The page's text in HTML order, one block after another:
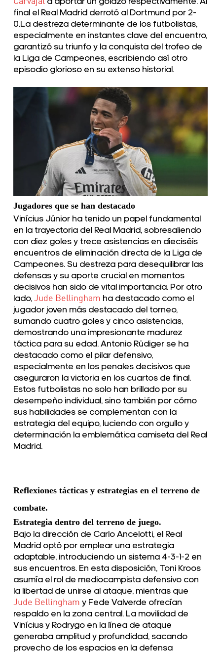
final el Real Madrid derrotó al Dortmund por 2-
0.La destreza determinante de los futbolistas,
especialmente en instantes clave del encuentro,
garantizó su triunfo y la conquista del trofeo de
la Liga de Campeones, escribiendo así otro
episodio glorioso en su extenso historial.
Jugadores que se han destacado
Vinícius Júnior ha tenido un papel fundamental
en la trayectoria del Real Madrid, sobresaliendo
con diez goles y trece asistencias en dieciséis
encuentros de eliminación directa de la Liga de
Campeones. Su destreza para desequilibrar las
defensas y su aporte crucial en momentos
decisivos han sido de vital importancia. Por otro
lado,Jude Bellingham ha destacado como el
jugador joven más destacado del torneo,
sumando cuatro goles y cinco asistencias,
demostrando una impresionante madurez
táctica para su edad. Antonio Rüdiger se ha
destacado como el pilar defensivo,
especialmente en los penales decisivos que
aseguraron la victoria en los cuartos de final.
Estos futbolistas no solo han brillado por su
desempeño individual, sino también por cómo
sus habilidades se complementan con la
estrategia del equipo, luciendo con orgullo y
determinación la emblemática camiseta del Real
Madrid.
Reflexiones tácticas y estrategias en el terreno de
combate.
Estrategia dentro del terreno de juego.
Bajo la dirección de Carlo Ancelotti, el Real
Madrid optó por emplear una estrategia
adaptable, introduciendo un sistema 4-3-1-2 en
sus encuentros. En esta disposición, Toni Kroos
asumía el rol de mediocampista defensivo con
la libertad de unirse al ataque, mientras que
Jude Bellingham y Fede Valverde ofrecían
respaldo en la zona central. La movilidad de
Vinícius y Rodrygo en la línea de ataque
generaba amplitud y profundidad, sacando
provecho de los espacios en la defensa